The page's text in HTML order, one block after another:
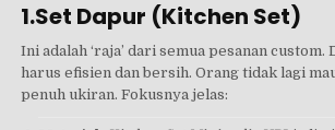
1.Set Dapur (Kitchen Set)
Ini adalah ‘raja’ dari semua pesanan
harus efisien dan bersih. Orang tidak lagi mau
penuh ukiran. Fokusnya jelas: